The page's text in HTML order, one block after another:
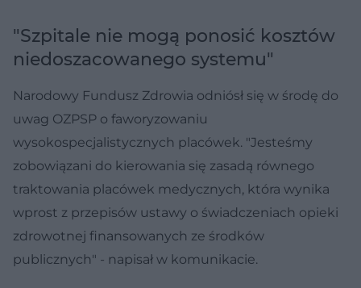
"Szpitale nie mogą ponosić kosztów
niedoszacowanego systemu"
Narodowy Fundusz Zdrowia odniósł się w środę do
uwag OZPSP o faworyzowaniu
wysokospecjalistycznych placówek. "Jesteśmy
zobowiązani do kierowania się zasadą równego
traktowania placówek medycznych, która wynika
wprost z przepisów ustawy o świadczeniach opieki
zdrowotnej finansowanych ze środków
publicznych" - napisał w komunikacie.